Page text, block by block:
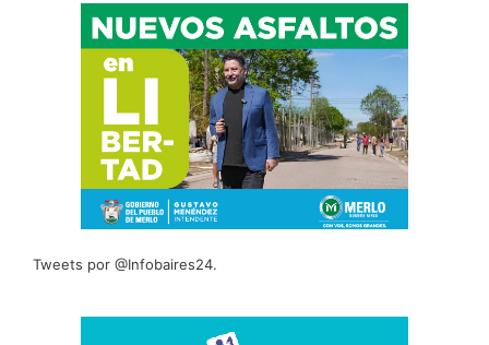
Tweets por @Infobaires24.